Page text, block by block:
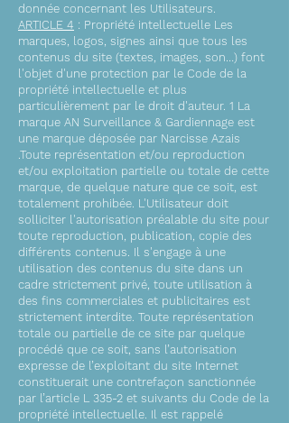
donnée concernant les Utilisateurs.
ARTICLE 4 : Propriété intellectuelle Les
marques, logos, signes ainsi que tous les
contenus du site (textes, images, son…) font
l'objet d'une protection par le Code de la
propriété intellectuelle et plus
particulièrement par le droit d'auteur. 1 La
marque AN Surveillance & Gardiennage est
une marque déposée par Narcisse Azais
.Toute représentation et/ou reproduction
et/ou exploitation partielle ou totale de cette
marque, de quelque nature que ce soit, est
totalement prohibée. L'Utilisateur doit
solliciter l'autorisation préalable du site pour
toute reproduction, publication, copie des
différents contenus. Il s'engage à une
utilisation des contenus du site dans un
cadre strictement privé, toute utilisation à
des fins commerciales et publicitaires est
strictement interdite. Toute représentation
totale ou partielle de ce site par quelque
procédé que ce soit, sans l’autorisation
expresse de l’exploitant du site Internet
constituerait une contrefaçon sanctionnée
par l’article L 335-2 et suivants du Code de la
propriété intellectuelle. Il est rappelé